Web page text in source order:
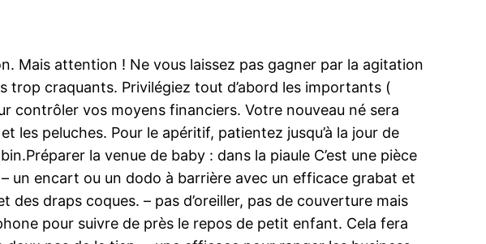
Mais attention ! Ne vous laissez pas gagner par la agitation
craquants. Privilégiez tout d’abord les importants (
contrôler vos moyens financiers. Votre nouveau né sera
peluches. Pour le apéritif, patientez jusqu’à la jour de
la venue de baby : dans la piaule C’est une pièce
un encart ou un dodo à barrière avec un efficace grabat et
draps coques. – pas d’oreiller, pas de couverture mais
pour suivre de près le repos de petit enfant. Cela fera